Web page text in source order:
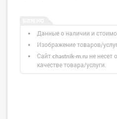
Данные о наличии и
Изображение товаров/
Сайт chastnik-m.ru не несет
качестве товара/услуги.